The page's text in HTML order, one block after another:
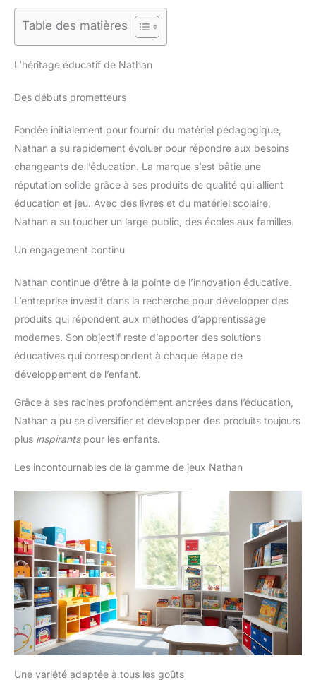
Table des matières
L’héritage éducatif de Nathan
Des débuts prometteurs
Fondée initialement pour fournir du matériel pédagogique,
Nathan a su rapidement évoluer pour répondre aux besoins
changeants de l’éducation. La marque s’est bâtie une
réputation solide grâce à ses produits de qualité qui allient
éducation et jeu. Avec des livres et du matériel scolaire,
Nathan a su toucher un large public, des écoles aux familles.
Un engagement continu
Nathan continue d’être à la pointe de l’innovation éducative.
L’entreprise investit dans la recherche pour développer des
produits qui répondent aux méthodes d’apprentissage
modernes. Son objectif reste d’apporter des solutions
éducatives qui correspondent à chaque étape de
développement de l’enfant.
Grâce à ses racines profondément ancrées dans l’éducation,
Nathan a pu se diversifier et développer des produits toujours
plus inspirantspour les enfants.
Les incontournables de la gamme de jeux Nathan
Une variété adaptée à tous les goûts